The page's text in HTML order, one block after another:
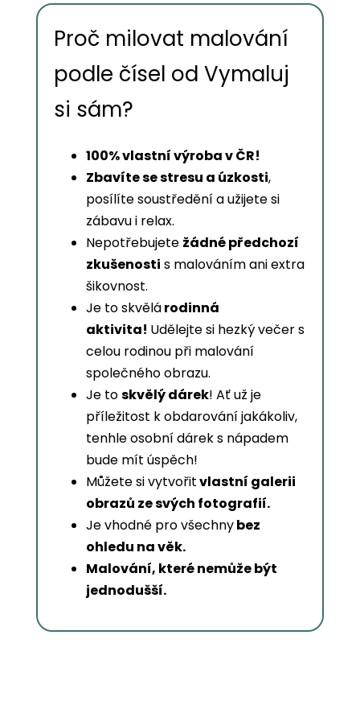
Proč milovat malování
podle čísel od Vymaluj
si sám?
100% vlastní výroba v ČR!
Zbavíte se stresu a úzkosti,
posílíte soustředění a užijete si
zábavu i relax.
Nepotřebujete žádné předchozí
zkušenosti s malováním ani extra
šikovnost.
Je to skvělárodinná
aktivita! Udělejte si hezký večer s
celou rodinou při malování
společného obrazu.
Je toskvělý dárek! Ať už je
příležitost k obdarování jakákoliv,
tenhle osobní dárek s nápadem
bude mít úspěch!
Můžete si vytvořitvlastní galerii
obrazů ze svých fotografií.
Je vhodné pro všechnybez
ohledu na věk.
Malování, které nemůže být
jednodušší.